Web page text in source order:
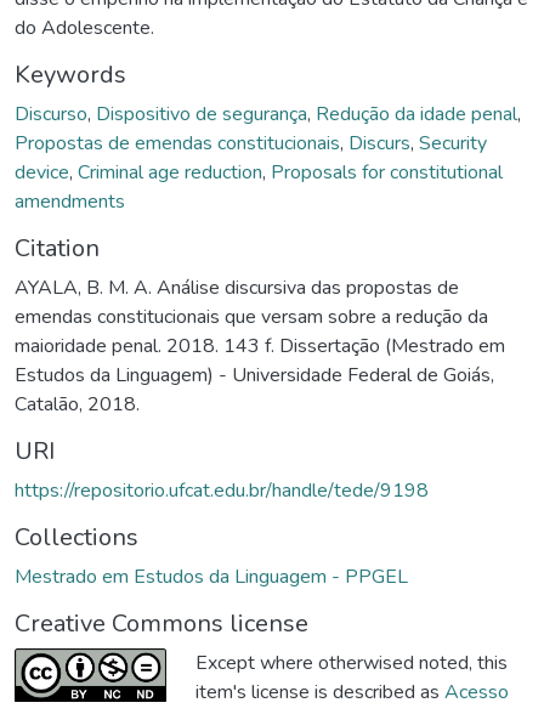
do Adolescente.
Keywords
Discurso, Dispositivo de segurança, Redução da idade penal,
Propostas de emendas constitucionais, Discurs, Security
device, Criminal age reduction, Proposals for constitutional
amendments
Citation
AYALA, B. M. A. Análise discursiva das propostas de
emendas constitucionais que versam sobre a redução da
maioridade penal. 2018. 143 f. Dissertação (Mestrado em
Estudos da Linguagem) - Universidade Federal de Goiás,
Catalão, 2018.
URI
https://repositorio.ufcat.edu.br/handle/tede/9198
Collections
Mestrado em Estudos da Linguagem - PPGEL
Creative Commons license
Except where otherwised noted, this
item's license is described as Acesso